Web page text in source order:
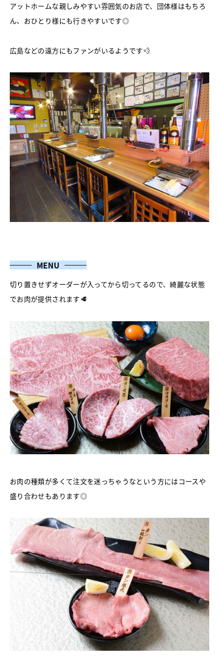
アットホームな親しみやすい雰囲気のお店で、団体様はもちろ
ん、おひとり様にも行きやすいです◎
広島などの遠方にもファンがいるようです💨
MENU
切り置きせずオーダーが入ってから切ってるので、綺麗な状態
でお肉が提供されます🥩
お肉の種類が多くて注文を迷っちゃうなという方にはコースや
盛り合わせもあります◎